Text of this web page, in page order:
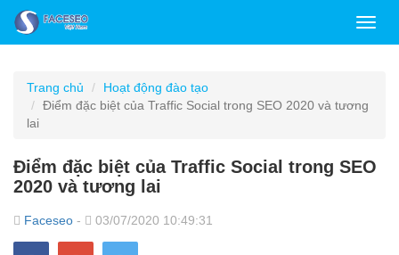
Trang chủ
Hoạt động đào tạo
Điểm đặc biệt của Traffic Social trong SEO 2020 và tương
lai
Điểm đặc biệt của Traffic Social trong SEO
2020 và tương lai
Faceseo - 03/07/2020 10:49:31